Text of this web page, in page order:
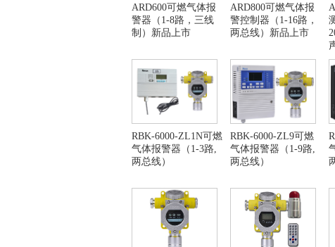
ARD600可燃气体报
警器（1-8路，三线
制）新品上市
ARD800可燃气体报
警控制器​（1-16路，
两总线）新品上市
RBK-6000-ZL1N可燃
气体报警器（1-3路,
两总线）
RBK-6000-ZL9可燃
气体报警器（1-9路,
两总线）